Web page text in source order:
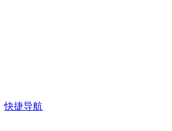
快捷导航